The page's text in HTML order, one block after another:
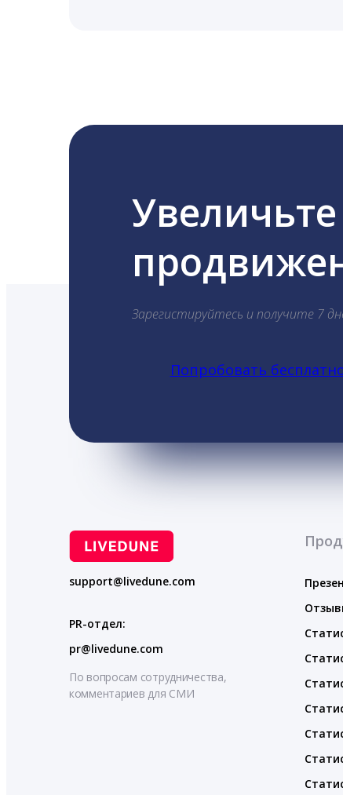
Зарегистируйтесь и получите 7
Попробовать
support@livedune.com
PR-отдел:
pr@livedune.com
По вопросам сотрудничества,
комментариев для СМИ